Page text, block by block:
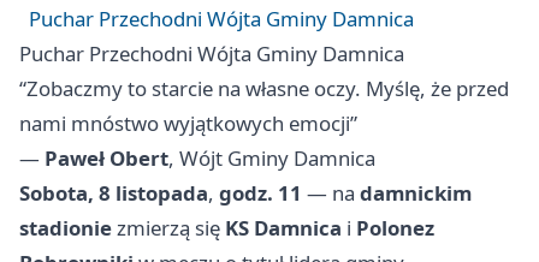
Puchar Przechodni Wójta Gminy Damnica
Puchar Przechodni Wójta Gminy Damnica
“Zobaczmy to starcie na własne oczy. Myślę, że przed
nami mnóstwo wyjątkowych emocji”
— Paweł Obert, Wójt Gminy Damnica
Sobota, 8 listopada, godz. 11 — na damnickim
stadioniezmierzą się KS Damnica i Polonez